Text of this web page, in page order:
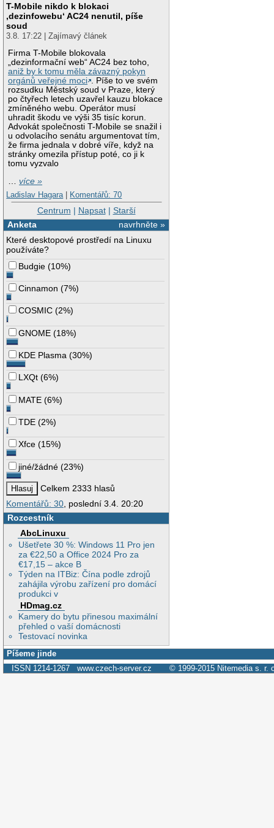
T-Mobile nikdo k blokaci
‚dezinfowebu‘ AC24 nenutil, píše
soud
3.8. 17:22 | Zajímavý článek
Firma T-Mobile blokovala
„dezinformační web“ AC24 bez toho,
aniž by k tomu měla závazný pokyn
orgánů veřejné moci . Píše to ve svém
rozsudku Městský soud v Praze, který
po čtyřech letech uzavřel kauzu blokace
zmíněného webu. Operátor musí
uhradit škodu ve výši 35 tisíc korun.
Advokát společnosti T-Mobile se snažil i
u odvolacího senátu argumentovat tím,
že firma jednala v dobré víře, když na
stránky omezila přístup poté, co ji k
tomu vyzvalo
…více »
Ladislav Hagara | Komentářů: 70
Centrum | Napsat| Starší
navrhněte »
Anketa
Které desktopové prostředí na Linuxu
používáte?
Budgie (10%)
Cinnamon (7%)
COSMIC (2%)
GNOME (18%)
KDE Plasma (30%)
LXQt (6%)
MATE (6%)
TDE (2%)
Xfce (15%)
jiné/žádné (23%)
Celkem 2333 hlasů
Komentářů: 30, poslední 3.4. 20:20
Rozcestník
AbcLinuxu
Ušetřete 30 %: Windows 11 Pro jen
za €22,50 a Office 2024 Pro za
€17,15 – akce B
Týden na ITBiz: Čína podle zdrojů
zahájila výrobu zařízení pro domácí
produkci v
HDmag.cz
Kamery do bytu přinesou maximální
přehled o vaší domácnosti
Testovací novinka
Píšeme jinde
ISSN 1214-1267 www.czech-server.cz © 1999-2015 Nitemedia s. r.